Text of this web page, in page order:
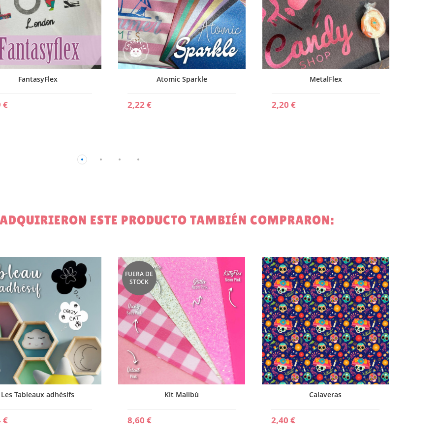
FantasyFlex
€
Atomic Sparkle
2,22 €
MetalFlex
2,20 €
ESTE PRODUCTO TAMBIÉN COMPRARON:
Les Tableaux adhésifs
€
FUERA DE
STOCK
Kit Malibù
8,60 €
Calaveras
2,40 €